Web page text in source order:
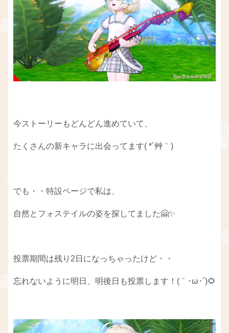
今ストーリーもどんどん進めていて、
たくさんの新キャラに出会ってます( *´艸｀)
でも・・特設ページで私は、
自然とフォステイルの姿を探してました🤗✨
投票期間は残り2日になっちゃったけど・・
忘れないように明日、明後日も投票します！(｀･ω･´)🌻